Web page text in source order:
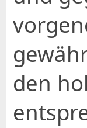
den